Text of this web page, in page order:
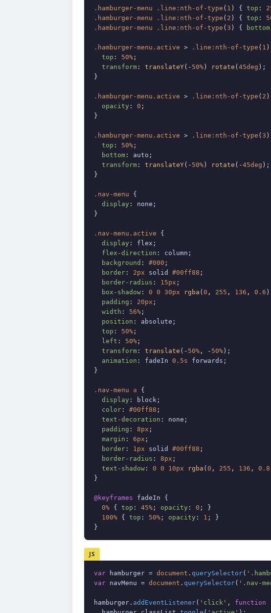
.hamburger-menu .line :nth-of-type ( 1 ) { top :
.hamburger-menu
.line :nth-of-type ( 2 ) { top :
.hamburger-menu
.line :nth-of-type ( 3 ) { bottom
.hamburger-menu .active > .line :nth-of-type ( 1
top : 50% ;
transform : translateY(- 50% ) rotate ( 45deg );
}
.hamburger-menu .active > .line :nth-of-type ( 2
opacity : 0 ;
}
.hamburger-menu .active > .line :nth-of-type ( 3
top : 50% ;
bottom : auto;
transform : translateY(- 50% ) rotate (-45deg );
}
.nav-menu {
display : none;
}
.nav-menu .active {
display : flex;
flex-direction : column;
background : #000 ;
border : 2px solid #00ff88 ;
border-radius : 15px ;
box-shadow : 0 0 30px rgba ( 0 , 255 , 136 , 0.6
padding : 20px ;
width : 56% ;
position : absolute;
top : 50% ;
left : 50% ;
transform : translate (- 50% , - 50% );
animation : fadeIn 0.5s forwards;
}
.nav-menu a {
display : block;
color : #00ff88 ;
text-decoration : none;
padding : 8px ;
margin : 6px ;
border : 1px solid #00ff88 ;
border-radius : 8px ;
text-shadow : 0 0 10px rgba ( 0 , 255 , 136 , 0.8
}
@keyframes fadeIn {
0% { top : 45% ; opacity : 0 ; }
100% { top : 50% ; opacity : 1 ; }
}
JS
var hamburger = document . querySelector(
var navMenu = document . querySelector( '.nav-
hamburger. addEventListener( 'click' , function